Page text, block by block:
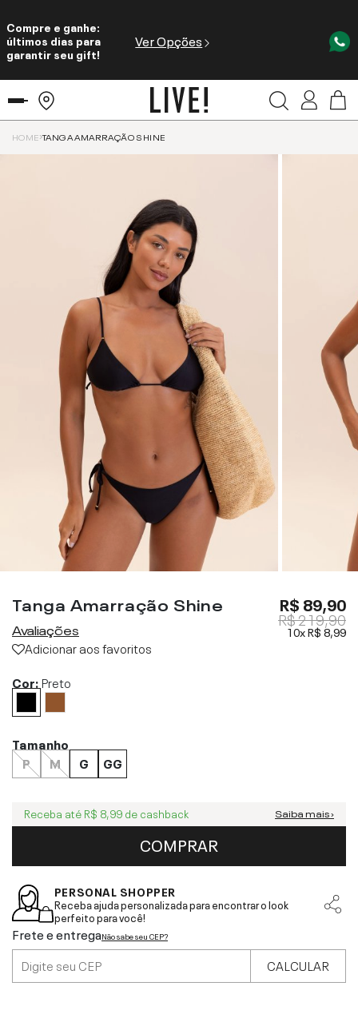
Compre e ganhe:
últimos dias para
garantir seu gift!
Ver Opções
HOME TANGA AMARRAÇÃO SHINE
Tanga Amarração Shine
Avaliações
Adicionar aos favoritos
R$ 89,90
R$ 219,90
10xR$ 8,99
Cor:Preto
Tamanho
P
M G GG
Receba até R$ 8,99 de cashback Saiba mais ›
COMPRAR
PERSONAL SHOPPER
Receba ajuda personalizada para encontrar o look
perfeito para você!
Frete e entregaNão sabe seu CEP?
CALCULAR